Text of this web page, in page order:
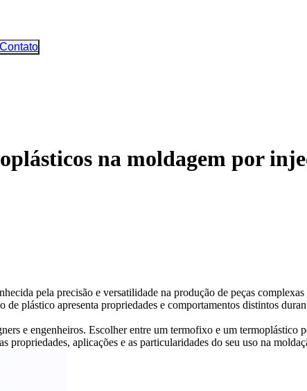
Contato
na moldagem por
pela precisão e versatilidade na produção de peças
de plástico apresenta propriedades e comportamentos distintos
e engenheiros. Escolher entre um termofixo e um
propriedades, aplicações e as particularidades do seu uso na